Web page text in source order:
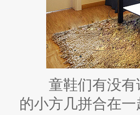
童鞋们有没有
的小方几拼合在